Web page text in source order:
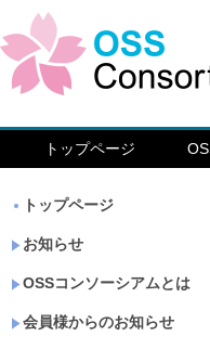
トップページ
トップページ
お知らせ
OSSコンソーシアムとは
会員様からのお知らせ